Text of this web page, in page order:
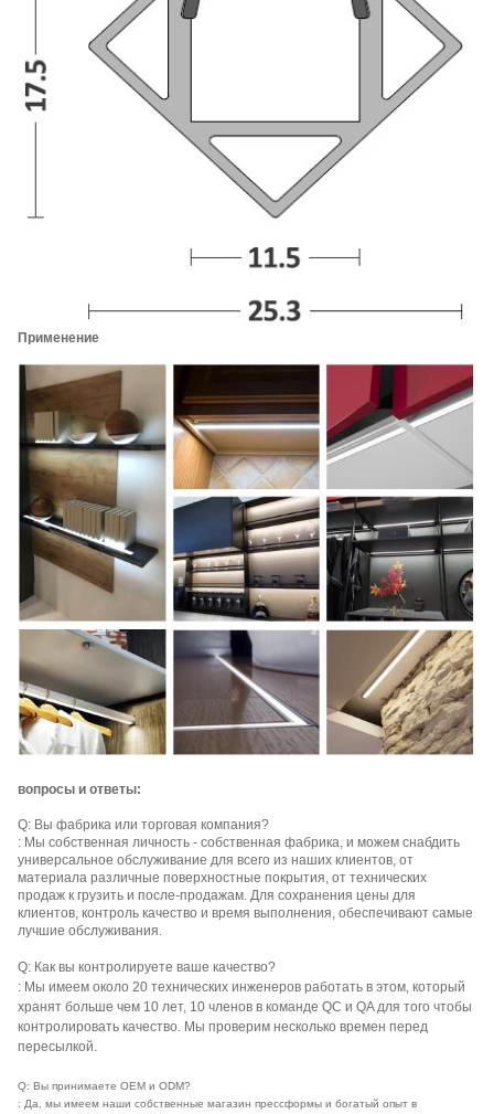
Применение
вопросы и ответы:
Q: Вы фабрика или торговая компания?
: Мы собственная личность - собственная фабрика, и можем снабдить
универсальное обслуживание для всего из наших клиентов, от
материала различные поверхностные покрытия, от технических
продаж к грузить и после-продажам. Для сохранения цены для
клиентов, контроль качество и время выполнения, обеспечивают самые
лучшие обслуживания.
Q: Как вы контролируете ваше качество?
: Мы имеем около 20 технических инженеров работать в этом, который
хранят больше чем 10 лет, 10 членов в команде QC и QA для того чтобы
контролировать качество. Мы проверим несколько времен перед
пересылкой.
Q: Вы принимаете OEM и ODM?
: Да, мы имеем наши собственные магазин прессформы и богатый опыт в